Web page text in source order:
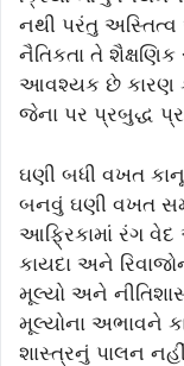
નથી પરંતુ
નૈતિકતા તે
આવશ્યક છે કારણ કે
જેના પર પ્રબુદ્ધ
ઘણી બધી વખત
બનવું ઘણી વખત
આફ્રિકામાં રંગ
કાયદા અને
મૂલ્યો અને
મૂલ્યોના અભાવને
શાસ્ત્રનું પાલન